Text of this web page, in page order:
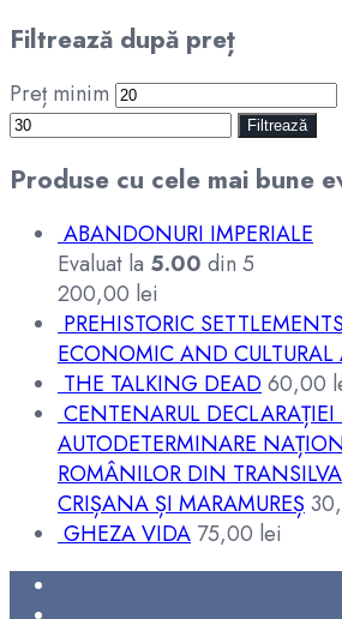
Filtrează după preț
Preț minim
Filtrează
Produse cu cele mai bune
ABANDONURI IMPERIALE
Evaluat la 5.00 din 5
200,00 lei
PREHISTORIC
ECONOMIC AND CULTURAL
THE TALKING DEAD60,00
CENTENARUL DECLARAȚIEI
AUTODETERMINARE
ROMÂNILOR DIN
CRIȘANA ȘI MARAMUREȘ
GHEZA VIDA 75,00 lei